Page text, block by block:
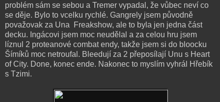
problém sám se sebou a Tremer vypadal, že vůbec neví co
se děje. Bylo to vcelku rychlé. Gangrely jsem původně
považovak za Una Freakshow, ale to byla jen jedna část
decku. Ingácovi jsem moc neudělal a za celou hru jsem
líznul 2 proteanové combat endy, takže jsem si do bloocku
Šímíků moc netroufal. Bleedují za 2 přeposílají Unu s Heart
of City. Done, konec ende. Nakonec to myslím vyhrál Hřebík
s Tzimi.